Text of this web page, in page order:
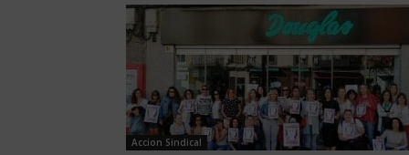
Accion Sindical